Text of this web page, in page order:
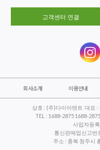
고객센터 연결
회사소개 이용안내
상호 : (주)다이아덴트 대표
TEL : 1688-2875 1688-
사업자등
통신판매업신고번
주소 : 충북 청주시